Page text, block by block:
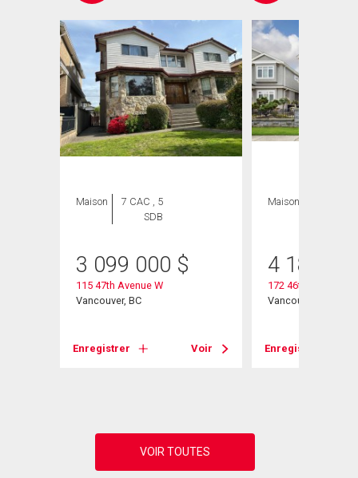
Maison
7 CAC , 5
SDB
3 099 000 $
115 47th Avenue W
Vancouver, BC
Enregistrer Voir
Maison
4 188
172 46th Avenue W
Vancouver, BC
Enregistrer